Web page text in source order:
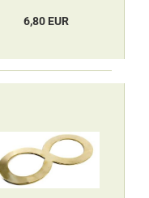
6,80 EUR